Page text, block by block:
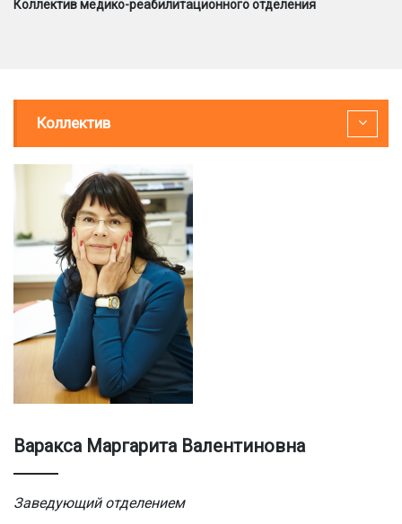
Коллектив медико-реабилитационного отделения
Коллектив
Варакса Маргарита Валентиновна
Заведующий отделением